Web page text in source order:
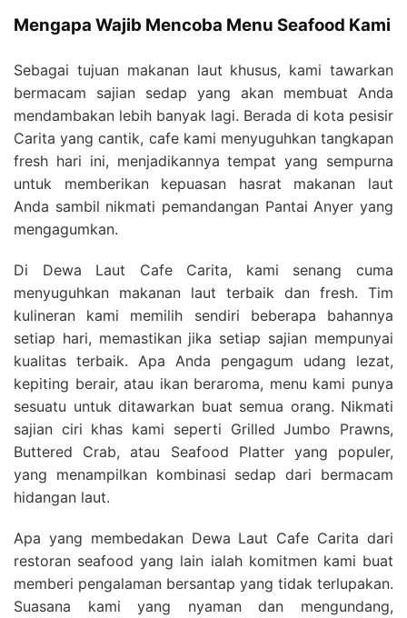
Mengapa Wajib Mencoba Menu Seafood Kami
Sebagai tujuan makanan laut khusus, kami tawarkan
bermacam sajian sedap yang akan membuat Anda
mendambakan lebih banyak lagi. Berada di kota pesisir
Carita yang cantik, cafe kami menyuguhkan tangkapan
fresh hari ini, menjadikannya tempat yang sempurna
untuk memberikan kepuasan hasrat makanan laut
Anda sambil nikmati pemandangan Pantai Anyer yang
mengagumkan.
Di Dewa Laut Cafe Carita, kami senang cuma
menyuguhkan makanan laut terbaik dan fresh. Tim
kulineran kami memilih sendiri beberapa bahannya
setiap hari, memastikan jika setiap sajian mempunyai
kualitas terbaik. Apa Anda pengagum udang lezat,
kepiting berair, atau ikan beraroma, menu kami punya
sesuatu untuk ditawarkan buat semua orang. Nikmati
sajian ciri khas kami seperti Grilled Jumbo Prawns,
Buttered Crab, atau Seafood Platter yang populer,
yang menampilkan kombinasi sedap dari bermacam
hidangan laut.
Apa yang membedakan Dewa Laut Cafe Carita dari
restoran seafood yang lain ialah komitmen kami buat
memberi pengalaman bersantap yang tidak terlupakan.
Suasana kami yang nyaman dan mengundang,